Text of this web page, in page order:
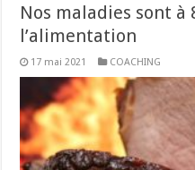
Nos maladies sont à
l’alimentation
17 mai 2021 COACHING